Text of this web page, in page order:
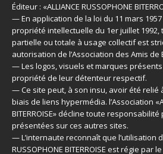
Éditeur : «ALLIANCE RUSSOPHONE
— En application de la loi du 11 mars
propriété intellectuelle du 1er juillet
partielle ou totale à usage collectif est
autorisation de l’Association des Amis
— Les logos, visuels et marques
propriété de leur détenteur respectif.
— Ce site peut, à son insu, avoir été relié
biais de liens hypermédia. l’Association
BITERROISE» décline toute
présentées sur ces autres sites.
— L’internaute reconnaît que l’utilisation
RUSSOPHONE BITERROISE est régie par